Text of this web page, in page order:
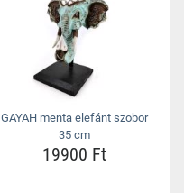
GAYAH menta elefánt szobor
35 cm
19900 Ft